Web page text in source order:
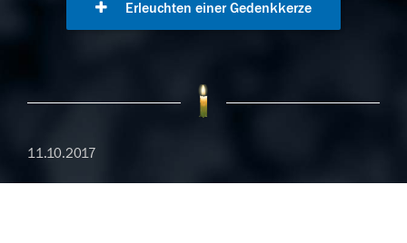
Erleuchten einer Gedenkkerze
11.10.2017